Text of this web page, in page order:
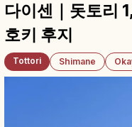
다이센｜돗토리
호키 후지
Tottori Shimane